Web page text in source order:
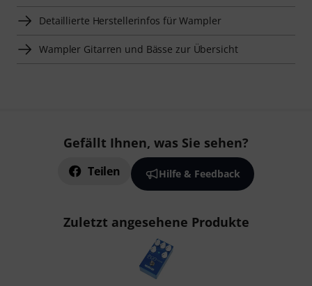
Detaillierte Herstellerinfos für Wampler
Wampler Gitarren und Bässe zur Übersicht
Gefällt Ihnen, was Sie sehen?
Teilen Hilfe & Feedback
Zuletzt angesehene Produkte